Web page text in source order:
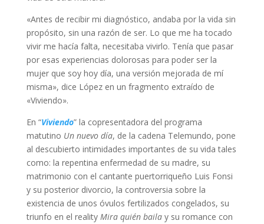
«Antes de recibir mi diagnóstico, andaba por la vida sin
propósito, sin una razón de ser. Lo que me ha tocado
vivir me hacía falta, necesitaba vivirlo. Tenía que pasar
por esas experiencias dolorosas para poder ser la
mujer que soy hoy día, una versión mejorada de mí
misma», dice López en un fragmento extraído de
«Viviendo».
En “Viviendo” la copresentadora del programa
matutino Un nuevo día, de la cadena Telemundo, pone
al descubierto intimidades importantes de su vida tales
como: la repentina enfermedad de su madre, su
matrimonio con el cantante puertorriqueño Luis Fonsi
y su posterior divorcio, la controversia sobre la
existencia de unos óvulos fertilizados congelados, su
triunfo en el reality Mira quién bailay su romance con